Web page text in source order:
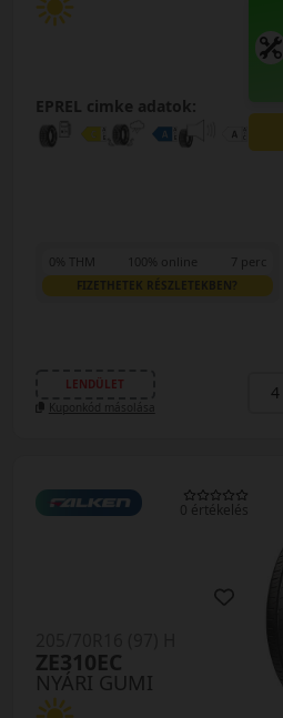
EPREL cimke adatok:
0% THM 100% online 7 perc
FIZETHETEK RÉSZLETEKBEN?
LENDÜLET
Kuponkód másolása
0 értékelés
NYÁRI GUMI
ZE310EC